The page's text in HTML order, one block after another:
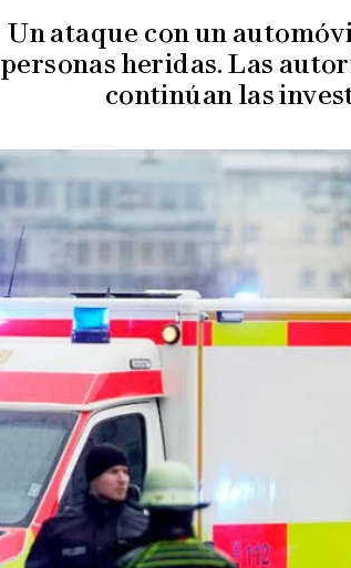
Un ataque con un
personas heridas. Las
continúan las